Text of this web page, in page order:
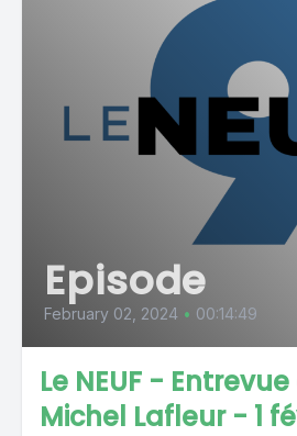
Episode
February 02, 2024 • 00:14:49
Le NEUF -
Michel Lafleur - 1